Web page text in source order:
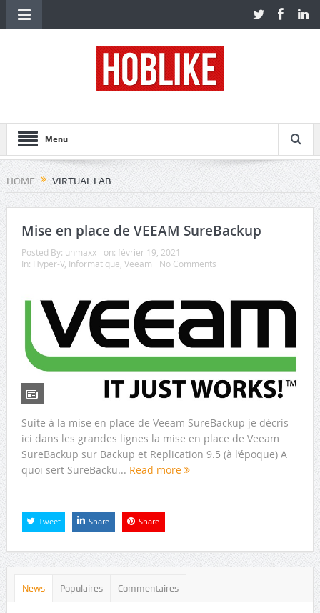
Menu
HOME VIRTUAL LAB
Mise en place de VEEAM SureBackup
Posted By: unmaxx on: février 19, 2021
In: Hyper-V, Informatique Veeam No Comments
Suite à la mise en place de Veeam SureBackup je décris
ici dans les grandes lignes la mise en place de Veeam
SureBackup sur Backup et Replication 9.5 (à l’époque) A
quoi sert SureBacku... Read more
Tweet Share Share
News Populaires Commentaires